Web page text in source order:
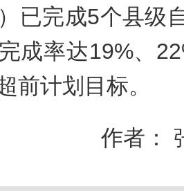
已完成5个县级
成率达19%、
前计划目标。
作者：